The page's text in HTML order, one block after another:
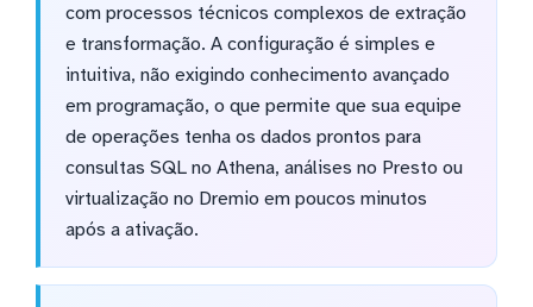
com processos técnicos complexos de extração
e transformação. A configuração é simples e
intuitiva, não exigindo conhecimento avançado
em programação, o que permite que sua equipe
de operações tenha os dados prontos para
consultas SQL no Athena, análises no Presto ou
virtualização no Dremio em poucos minutos
após a ativação.